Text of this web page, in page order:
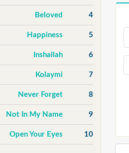
4
Beloved
5
Happiness
6
Inshallah
7
Kolaymi
8
Never Forget
9
Not In My Name
10
Open Your Eyes